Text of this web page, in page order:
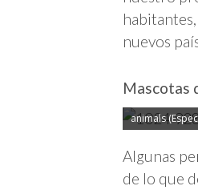
nuevos
Mascotas
animals
Algunas
de lo que